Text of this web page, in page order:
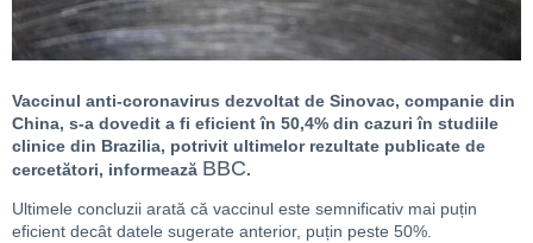
Vaccinul anti-coronavirus dezvoltat de Sinovac, companie din
China, s-a dovedit a fi eficient în 50,4% din cazuri în studiile
clinice din Brazilia, potrivit ultimelor rezultate publicate de
cercetători, informează BBC.
Ultimele concluzii arată că vaccinul este semnificativ mai puțin
eficient decât datele sugerate anterior, puțin peste 50%.